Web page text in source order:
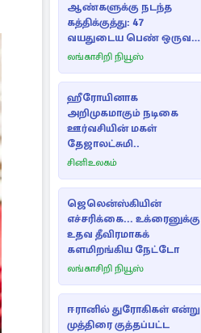
ஆண்களுக்கு நடந்த
கத்திக்குத்து: 47
வயதுடைய பெண் ஒருவர்
கைது
லங்காசிறி நியூஸ்
ஹீரோயினாக
அறிமுகமாகும் நடிகை
ஊர்வசியின் மகள்
தேஜாலட்சுமி..
சினிஉலகம்
ஜெலென்ஸ்கியின்
எச்சரிக்கை... உக்ரைனுக்கு
உதவ தீவிரமாகக்
களமிறங்கிய நேட்டோ
லங்காசிறி நியூஸ்
ஈரானில் துரோகிகள் என்று
முத்திரை குத்தப்பட்ட